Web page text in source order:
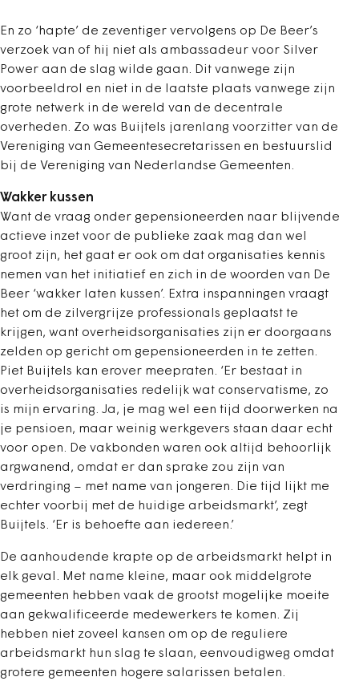
En zo ‘hapte’ de zeventiger vervolgens op De Beer’s
verzoek van of hij niet als ambassadeur voor Silver
Power aan de slag wilde gaan. Dit vanwege zijn
voorbeeldrol en niet in de laatste plaats vanwege zijn
grote netwerk in de wereld van de decentrale
overheden. Zo was Buijtels jarenlang voorzitter van de
Vereniging van Gemeentesecretarissen en bestuurslid
bij de Vereniging van Nederlandse Gemeenten.
Wakker kussen
Want de vraag onder gepensioneerden naar blijvende
actieve inzet voor de publieke zaak mag dan wel
groot zijn, het gaat er ook om dat organisaties kennis
nemen van het initiatief en zich in de woorden van De
Beer ‘wakker laten kussen’. Extra inspanningen vraagt
het om de zilvergrijze professionals geplaatst te
krijgen, want overheidsorganisaties zijn er doorgaans
zelden op gericht om gepensioneerden in te zetten.
Piet Buijtels kan erover meepraten. ‘Er bestaat in
overheidsorganisaties redelijk wat conservatisme, zo
is mijn ervaring. Ja, je mag wel een tijd doorwerken na
je pensioen, maar weinig werkgevers staan daar echt
voor open. De vakbonden waren ook altijd behoorlijk
argwanend, omdat er dan sprake zou zijn van
verdringing – met name van jongeren. Die tijd lijkt me
echter voorbij met de huidige arbeidsmarkt’, zegt
Buijtels. ‘Er is behoefte aan iedereen.’
De aanhoudende krapte op de arbeidsmarkt helpt in
elk geval. Met name kleine, maar ook middelgrote
gemeenten hebben vaak de grootst mogelijke moeite
aan gekwalificeerde medewerkers te komen. Zij
hebben niet zoveel kansen om op de reguliere
arbeidsmarkt hun slag te slaan, eenvoudigweg omdat
grotere gemeenten hogere salarissen betalen.